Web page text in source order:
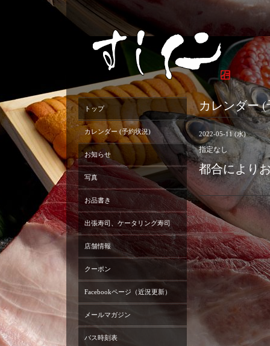
カレンダー
2022-05-11 (水)
指定なし
都合により
トップ
カレンダー (予約状況)
お知らせ
写真
お品書き
出張寿司、ケータリング寿司
店舗情報
クーポン
Facebookページ（近況更新）
メールマガジン
バス時刻表